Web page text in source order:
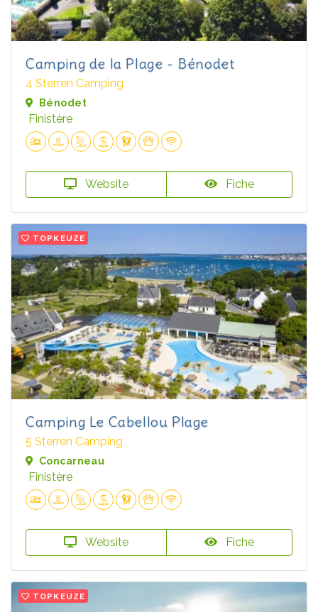
Camping de la Plage - Bénodet
4 Sterren Camping
Bénodet
Finistère
Website Fiche
TOPKEUZE
Camping Le Cabellou Plage
5 Sterren Camping
Concarneau
Finistère
Website Fiche
TOPKEUZE